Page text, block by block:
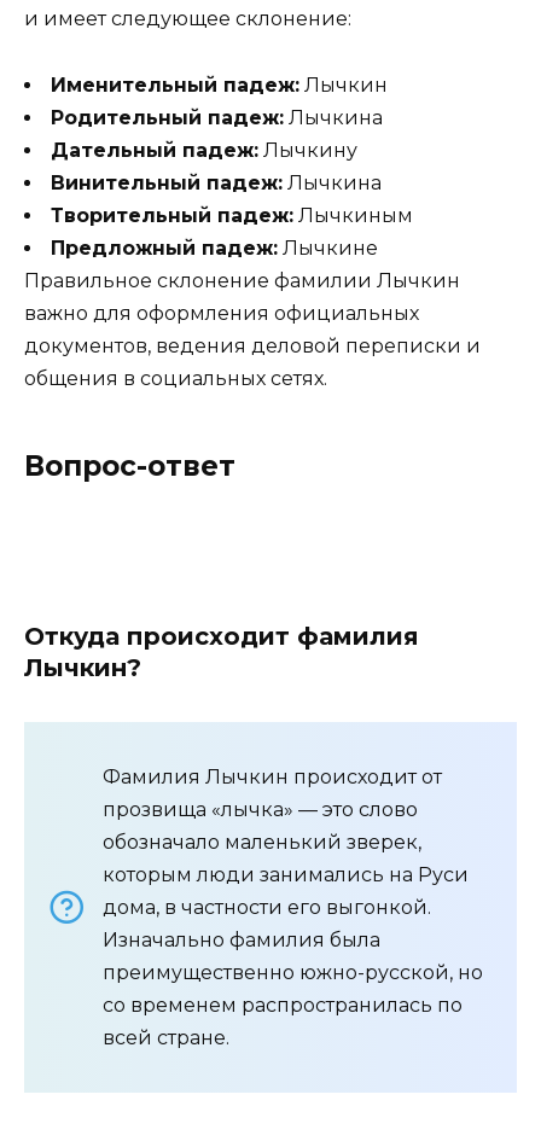
и имеет следующее склонение:
Именительный падеж: Лычкин
Родительный падеж: Лычкина
Дательный падеж: Лычкину
Винительный падеж: Лычкина
Творительный падеж: Лычкиным
Предложный падеж: Лычкине
Правильное склонение фамилии Лычкин
важно для оформления официальных
документов, ведения деловой переписки и
общения в социальных сетях.
Вопрос-ответ
Откуда происходит фамилия
Лычкин?
Фамилия Лычкин происходит от
прозвища «лычка» — это слово
обозначало маленький зверек,
которым люди занимались на Руси
дома, в частности его выгонкой.
Изначально фамилия была
преимущественно южно-русской, но
со временем распространилась по
всей стране.